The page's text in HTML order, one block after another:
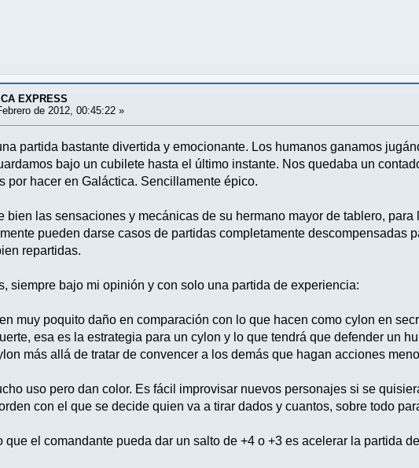
EXPRESS
de 2012, 00:45:22 »
partida bastante divertida y emocionante. Los humanos ganamos
bajo un cubilete hasta el último instante. Nos quedaba un
por hacer en Galáctica. Sencillamente épico.
bien las sensaciones y mecánicas de su hermano mayor de tablero, para
pueden darse casos de partidas completamente descompensadas
repartidas.
siempre bajo mi opinión y con solo una partida de experiencia:
muy poquito daño en comparación con lo que hacen como cylon en
esa es la estrategia para un cylon y lo que tendrá que defender un
más allá de tratar de convencer a los demás que hagan acciones
uso pero dan color. Es fácil improvisar nuevos personajes si se
con el que se decide quien va a tirar dados y cuantos, sobre todo
que el comandante pueda dar un salto de +4 o +3 es acelerar la partida